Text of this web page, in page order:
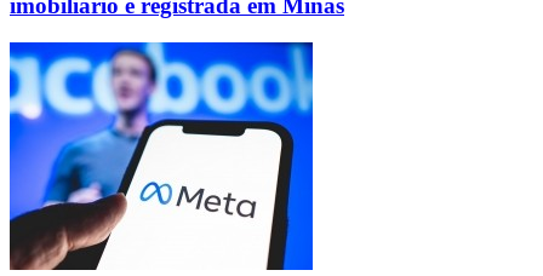
imobiliário é registrada em Minas